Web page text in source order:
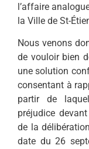
l’affaire
la Ville de St-
Nous venons
de vouloir bien
une solution
consentant à
partir de
préjudice
de la
date du 26